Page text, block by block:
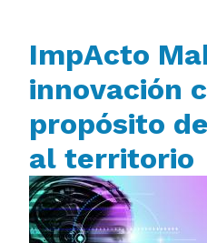
ImpActo
innovación
propósito
al territorio